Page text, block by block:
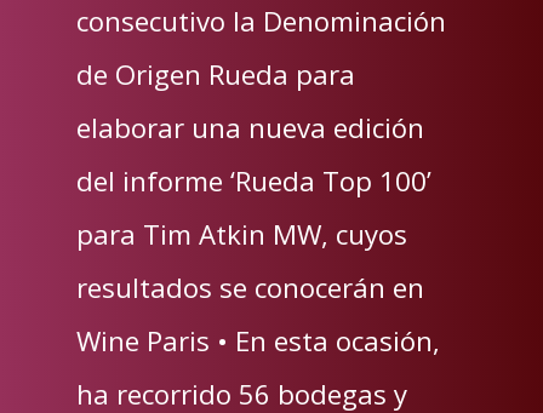
consecutivo la Denominación
de Origen Rueda para
elaborar una nueva edición
del informe ‘Rueda Top 100’
para Tim Atkin MW, cuyos
resultados se conocerán en
Wine Paris • En esta ocasión,
ha recorrido 56 bodegas y